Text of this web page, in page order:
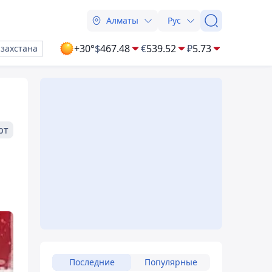
Алматы Рус
+30°$467.48 €539.52 ₽5.73
Последние Популярные